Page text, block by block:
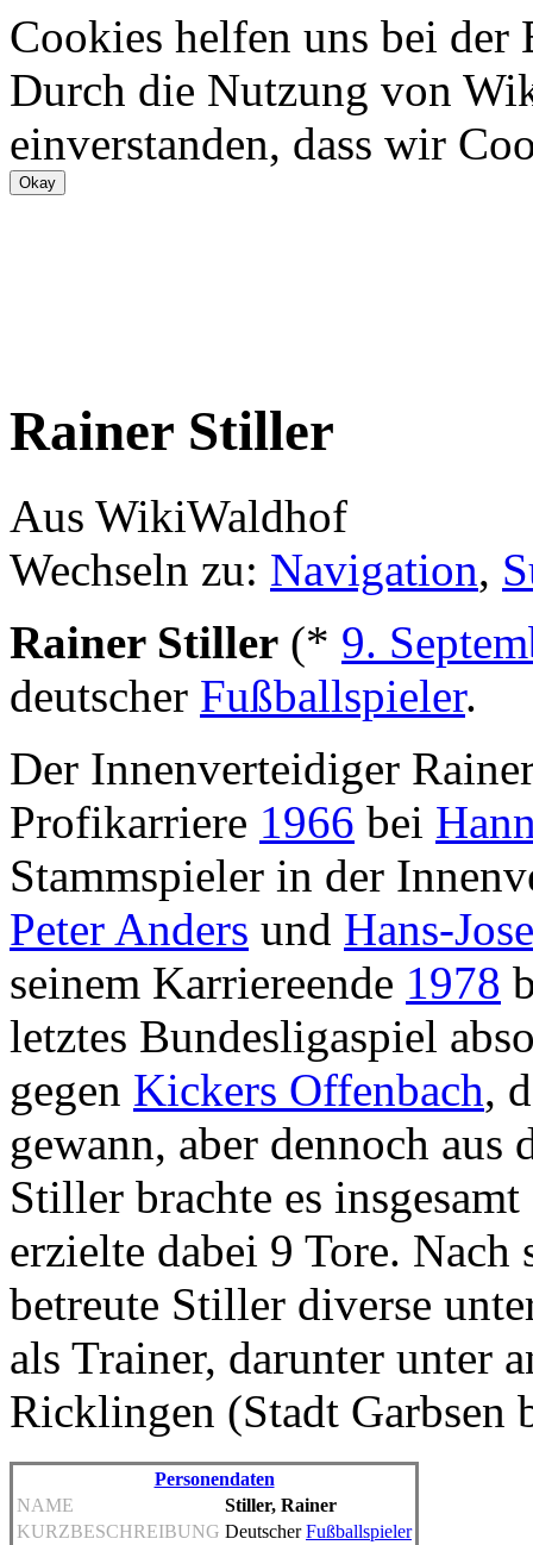
Cookies helfen uns bei
Durch die Nutzung von
einverstanden, dass wir
Rainer Stiller
Aus WikiWaldhof
Wechseln zu: Navigation,
Rainer Stiller (* 9.
deutscher Fußballspieler.
Der Innenverteidiger
Profikarriere 1966 bei
Stammspieler in der
Peter Anders und Hans-
seinem Karriereende 1978
letztes Bundesligaspiel
gegen Kickers Offenbach,
gewann, aber dennoch aus
Stiller brachte es
erzielte dabei 9 Tore.
betreute Stiller diverse
als Trainer, darunter unter
Ricklingen (Stadt Garbsen
Personendaten
NAME
Stiller, Rainer
KURZBESCHREIBUNG DeutscherFußballspieler